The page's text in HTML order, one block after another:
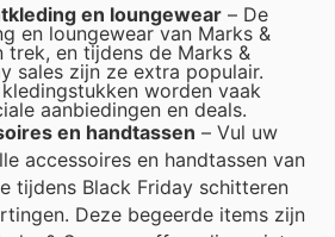
en loungewear – De
en loungewear van Marks &
trek, en tijdens de Marks &
sales zijn ze extra populair.
worden vaak
aanbiedingen en deals.
en handtassen – Vul uw
accessoires en handtassen van
tijdens Black Friday schitteren
Deze begeerde items zijn